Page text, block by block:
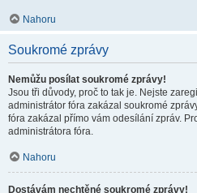
Nahoru
Soukromé zprávy
Nemůžu posílat soukromé zprávy!
Jsou tři důvody, proč to tak je. Nejste
administrátor fóra zakázal soukromé
fóra zakázal přímo vám odesílání zpráv.
administrátora fóra.
Nahoru
Dostávám nechtěné soukromé zprávy!